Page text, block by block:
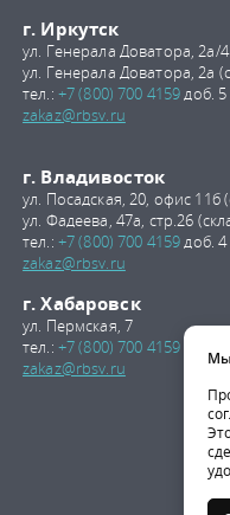
г. Иркутск
ул. Генерала Доватора, 2а/
ул. Генерала Доватора, 2а
тел.: +7 (800) 700 4159доб. 5
zakaz@rbsv.ru
г. Владивосток
ул. Посадская, 20, офис 11б
ул. Фадеева, 47а, стр.26
тел.: +7 (800) 700 4159доб. 4
zakaz@rbsv.ru
г. Хабаровск
ул. Пермская, 7
тел.: +7 (800) 700 4159
zakaz@rbsv.ru
Мы